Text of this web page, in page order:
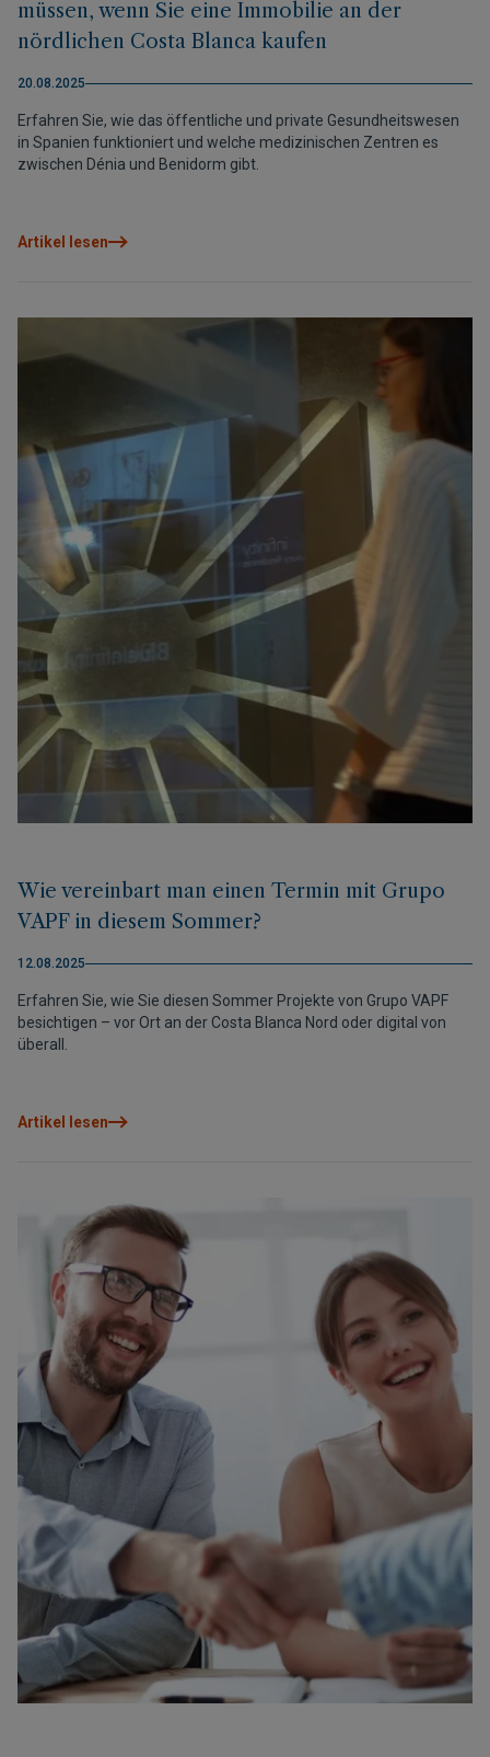
müssen, wenn Sie eine Immobilie an der
nördlichen Costa Blanca kaufen
20.08.2025
Erfahren Sie, wie das öffentliche und private Gesundheitswesen
in Spanien funktioniert und welche medizinischen Zentren es
zwischen Dénia und Benidorm gibt.
Artikel lesen
Wie vereinbart man einen Termin mit Grupo
VAPF in diesem Sommer?
12.08.2025
Erfahren Sie, wie Sie diesen Sommer Projekte von Grupo VAPF
besichtigen – vor Ort an der Costa Blanca Nord oder digital von
überall.
Artikel lesen